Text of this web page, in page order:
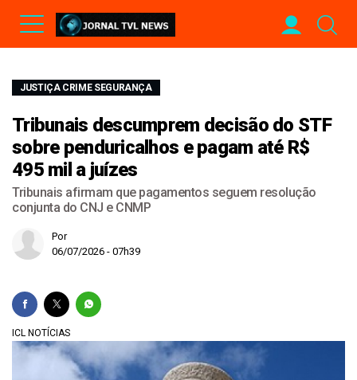
JUSTIÇA CRIME SEGURANÇA
Tribunais descumprem decisão do STF
sobre penduricalhos e pagam até R$
495 mil a juízes
Tribunais afirmam que pagamentos seguem resolução
conjunta do CNJ e CNMP
Por
06/07/2026 - 07h39
ICL NOTÍCIAS